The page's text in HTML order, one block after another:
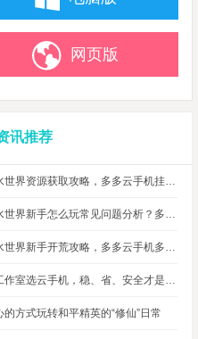
网页版
讯推荐
疯狂水世界资源获取攻略，多多云手机挂机搬砖自动攒材料
疯狂水世界新手怎么玩常见问题分析？多多云手机多开托管挂机升级打怪
疯狂水世界新手开荒攻略，多多云手机多开托管，自动搞定海量重复日常快速升级
手游工作室选云手机，稳、省、安全才是实在考量
的方式玩转和平精英的“修仙”日常